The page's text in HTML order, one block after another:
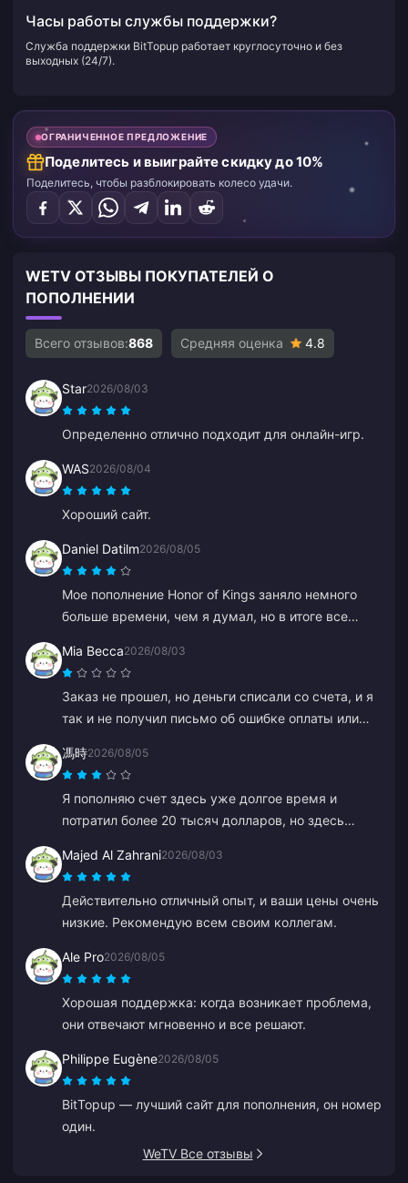
Часы работы службы поддержки?
Служба поддержки BitTopup работает круглосуточно и без
выходных (24/7).
ОГРАНИЧЕННОЕ ПРЕДЛОЖЕНИЕ
Поделитесь и выиграйте скидку до 10%
Поделитесь, чтобы разблокировать колесо удачи.
WETV ОТЗЫВЫ ПОКУПАТЕЛЕЙ О
ПОПОЛНЕНИИ
Всего отзывов:868 Средняя оценка 4.8
Star2026/08/03
Определенно отлично подходит для онлайн-игр.
WAS2026/08/04
Хороший сайт.
Daniel Datilm2026/08/05
Мое пополнение Honor of Kings заняло немного
больше времени, чем я думал, но в итоге все
Mia Becca2026/08/03
Заказ не прошел, но деньги списали со счета, и я
так и не получил письмо об ошибке оплаты или
помогла, и мне кажется, это был бот, потому что
он вдруг заговорил по-китайски.
馮時2026/08/05
Я пополняю счет здесь уже долгое время и
потратил более 20 тысяч долларов, но здесь
предложений. Другие платформы дают купоны
или кэшбэк. Разочаровывает отсутствие каких-
либо вознаграждений для постоянных клиентов.
Majed Al Zahrani2026/08/03
Действительно отличный опыт, и ваши цены очень
низкие. Рекомендую всем своим коллегам.
Ale Pro2026/08/05
Хорошая поддержка: когда возникает проблема,
они отвечают мгновенно и все решают.
Philippe Eugène2026/08/05
BitTopup — лучший сайт для пополнения, он номер
один.
WeTV Все отзывы